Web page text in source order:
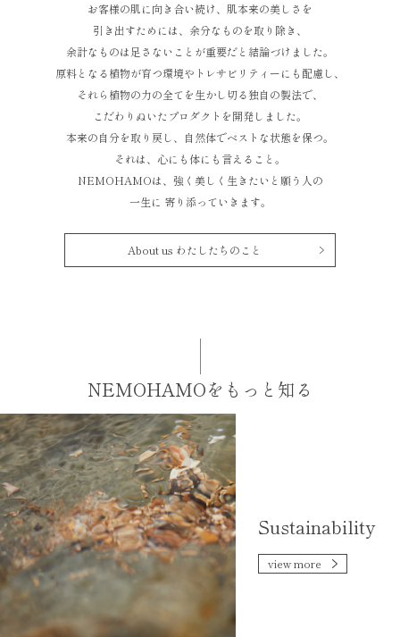
お客様の肌に向き合い続け、肌本来の美しさを
引き出すためには、余分なものを取り除き、
余計なものは足さないことが重要だと結論づけました。
原料となる植物が育つ環境やトレサビリティーにも配慮し、
それら植物の力の全てを生かし切る独自の製法で、
こだわりぬいたプロダクトを開発しました。
本来の自分を取り戻し、自然体でベストな状態を保つ。
それは、心にも体にも言えること。
NEMOHAMOは、強く美しく生きたいと願う人の
一生に 寄り添っていきます。
About us わたしたちのこと
NEMOHAMOをもっと知る
Sustainability
view more